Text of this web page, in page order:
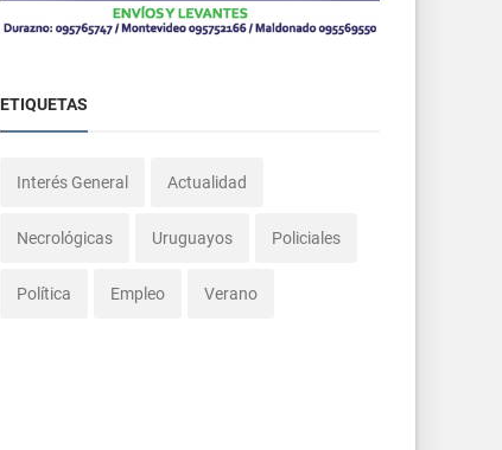
ETIQUETAS
Interés General Actualidad
Necrológicas Uruguayos Policiales
Política Empleo Verano